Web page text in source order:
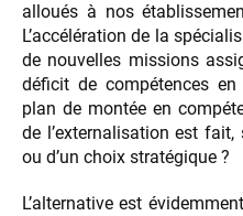
alloués à nos
L’accélération de la
de nouvelles missions
déficit de compétences en
plan de montée en
de l’externalisation est fait,
ou d’un choix stratégique ?
L’alternative est